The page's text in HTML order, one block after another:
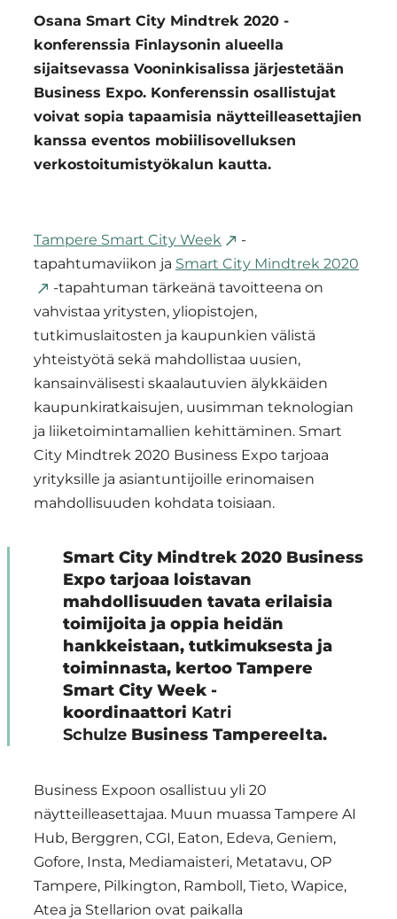
Osana Smart City Mindtrek 2020 -
konferenssia Finlaysonin alueella
sijaitsevassa Vooninkisalissa järjestetään
Business Expo. Konferenssin osallistujat
voivat sopia tapaamisia näytteilleasettajien
kanssa eventos mobiilisovelluksen
verkostoitumistyökalun kautta.
Tampere Smart City Week
-
tapahtumaviikon ja Smart City Mindtrek 2020
-tapahtuman tärkeänä tavoitteena on
vahvistaa yritysten, yliopistojen,
tutkimuslaitosten ja kaupunkien välistä
yhteistyötä sekä mahdollistaa uusien,
kansainvälisesti skaalautuvien älykkäiden
kaupunkiratkaisujen, uusimman teknologian
ja liiketoimintamallien kehittäminen. Smart
City Mindtrek 2020 Business Expo tarjoaa
yrityksille ja asiantuntijoille erinomaisen
mahdollisuuden kohdata toisiaan.
Smart City Mindtrek 2020 Business
Expo tarjoaa loistavan
mahdollisuuden tavata erilaisia ​​
toimijoita ja oppia heidän
hankkeistaan, tutkimuksesta ja
toiminnasta, kertoo Tampere
Smart City Week -
koordinaattori Katri
Schulze Business Tampereelta.
Business Expoon osallistuu yli 20
näytteilleasettajaa. Muun muassa Tampere AI
Hub, Berggren, CGI, Eaton, Edeva, Geniem,
Gofore, Insta, Mediamaisteri, Metatavu, OP
Tampere, Pilkington, Ramboll, Tieto, Wapice,
Atea ja Stellarion ovat paikalla